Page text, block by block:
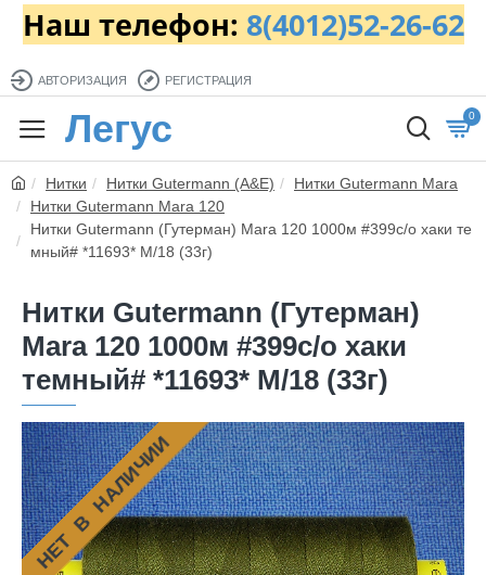
Наш телефон: 8(4012)52-26-62
АВТОРИЗАЦИЯ РЕГИСТРАЦИЯ
Легус 0
Нитки Нитки Gutermann (A&E)
Нитки Gutermann Mara
Нитки Gutermann Mara 120
Нитки Gutermann (Гутерман) Mara 120 1000м #399с/о хаки те
мный# *11693* M/18 (33г)
Нитки Gutermann (Гутерман)
Mara 120 1000м #399с/о хаки
темный# *11693* M/18 (33г)
НЕТ В НАЛИЧИИ